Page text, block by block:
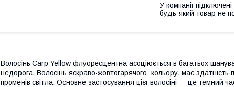
У компанії
будь-який товар не
Волосінь Carp Yellow флуоресцентна асоціюється в багатьох
недорога. Волосінь яскраво-жовтогарячого кольору, має здатність
променів світла. Основне застосування цієї волосіні — це темний